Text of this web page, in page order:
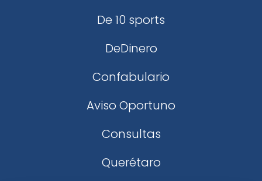
De 10 sports
DeDinero
Confabulario
Aviso Oportuno
Consultas
Querétaro